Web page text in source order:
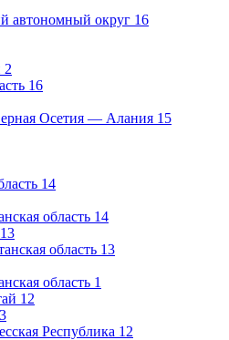
автономный округ 16
2
16
Осетия — Алания 15
14
область 14
13
область 13
область 1
12
3
Республика 12